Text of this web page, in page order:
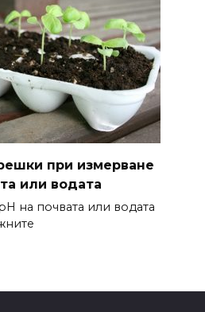
при измерване
или водата
на почвата или водата